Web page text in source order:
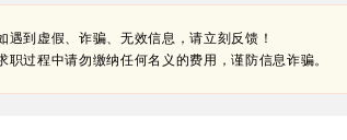
遇到虚假、诈骗、无效信息，请立刻反馈！
职过程中请勿缴纳任何名义的费用，谨防信息诈骗。